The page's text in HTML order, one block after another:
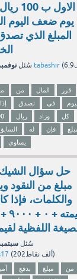
الاول
يوم ضعف اليوم
المبلغ الذي
سُئل نوفمبر 3، tabashir (
من المال
قرر
إذا تصدق في
ريال وزاد
كل
السابق له فإن
يساوي
حل سؤال الشيك
مبلغ من النقود
والكلمات، فإذا
اللفظية
سُئل سبتمبر 8،
( 202ألف نقاط)
أمر بدفع مبلغ
من